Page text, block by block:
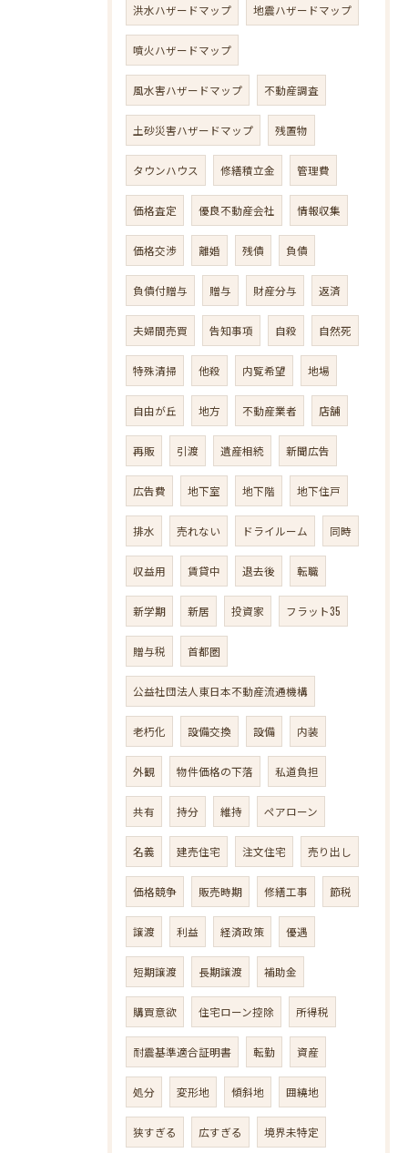
洪水ハザードマップ 地震ハザードマップ
噴火ハザードマップ
風水害ハザードマップ 不動産調査
土砂災害ハザードマップ 残置物
タウンハウス 修繕積立金 管理費
価格査定 優良不動産会社 情報収集
価格交渉 離婚 残債 負債
負債付贈与 贈与 財産分与 返済
夫婦間売買 告知事項 自殺 自然死
特殊清掃 他殺 内覧希望 地場
自由が丘 地方 不動産業者 店舗
再販 引渡 遺産相続 新聞広告
広告費 地下室 地下階 地下住戸
排水 売れない ドライルーム 同時
収益用 賃貸中 退去後 転職
新学期 新居 投資家 フラット35
贈与税 首都圏
公益社団法人東日本不動産流通機構
老朽化 設備交換 設備 内装
外観 物件価格の下落 私道負担
共有 持分 維持 ペアローン
名義 建売住宅 注文住宅 売り出し
価格競争 販売時期 修繕工事 節税
譲渡 利益 経済政策 優遇
短期譲渡 長期譲渡 補助金
購買意欲 住宅ローン控除 所得税
耐震基準適合証明書 転勤 資産
処分 変形地 傾斜地 囲繞地
狭すぎる 広すぎる 境界未特定